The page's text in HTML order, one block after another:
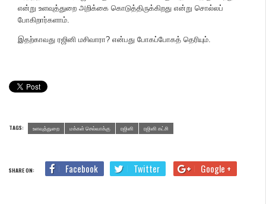
என்று உளவுத்துறை அறிக்கை கொடுத்திருக்கிறது என்று சொல்லப்
போகிறார்களாம்.
இதற்காவது ரஜினி மசிவாரா? என்பது போகப்போகத் தெரியும்.
TAGS: உளவுத்துறை மக்கள் செல்வாக்கு ரஜினி ரஜினி கட்சி
SHARE ON: Facebook Twitter Google +